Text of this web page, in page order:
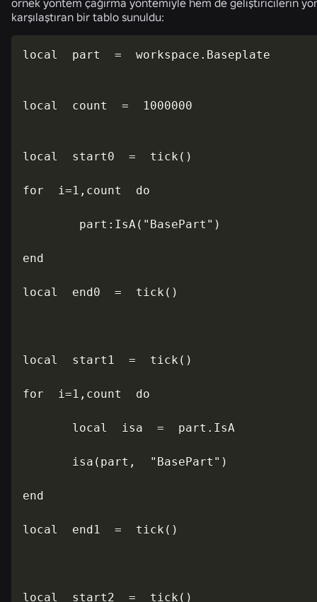
karşılaştıran bir tablo sunuldu:
local  part  =  workspace.Baseplate
local  count  =  1000000
local  start0  =  tick()
for  i=1,count  do
        part:IsA("BasePart")
end
local  end0  =  tick()
local  start1  =  tick()
for  i=1,count  do
       local  isa  =  part.IsA
       isa(part,  "BasePart")
end
local  end1  =  tick()
local  start2  =  tick()